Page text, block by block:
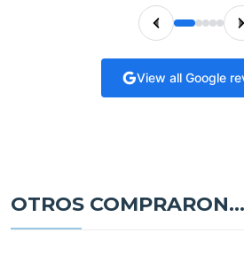
View all Google
OTROS COMPRARON...